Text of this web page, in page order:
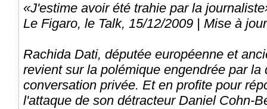
«J'estime avoir été trahie par la
Le Figaro, le Talk, 15/12/2009 | Mise à
Rachida Dati, députée européenne et
revient sur la polémique engendrée par la
conversation privée. Et en profite pour
l'attaque de son détracteur Daniel Cohn-